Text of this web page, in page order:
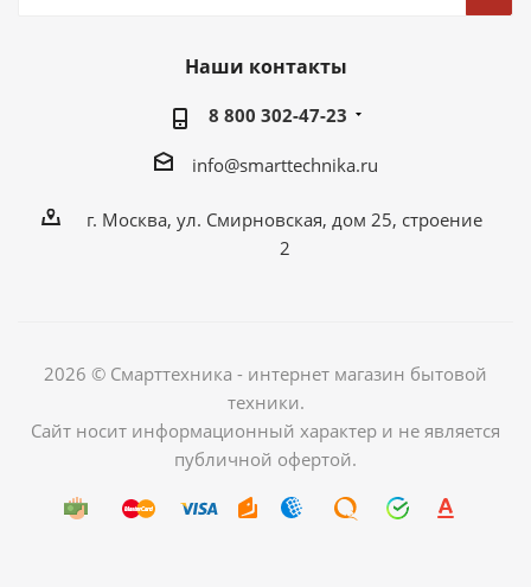
Наши контакты
8 800 302-47-23
info@smarttechnika.ru
г. Москва, ул. Смирновская, дом 25, строение
2
2026 © Смарттехника - интернет магазин бытовой
техники.
Сайт носит информационный характер и не является
публичной офертой.